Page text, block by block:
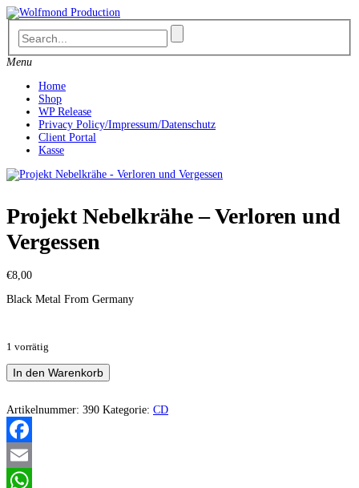
Skip
to
content
Menu
Home
Shop
WP Release
Privacy Policy/Impressum/Datenschutz
Client Portal
Kasse
Projekt Nebelkrähe – Verloren und
Vergessen
€8,00
Black Metal From Germany
1 vorrätig
Projekt
Nebelkrähe
Verloren
und
Vergessen
Menge
In den Warenkorb
Artikelnummer: 390 Kategorie: CD
Facebook
Email